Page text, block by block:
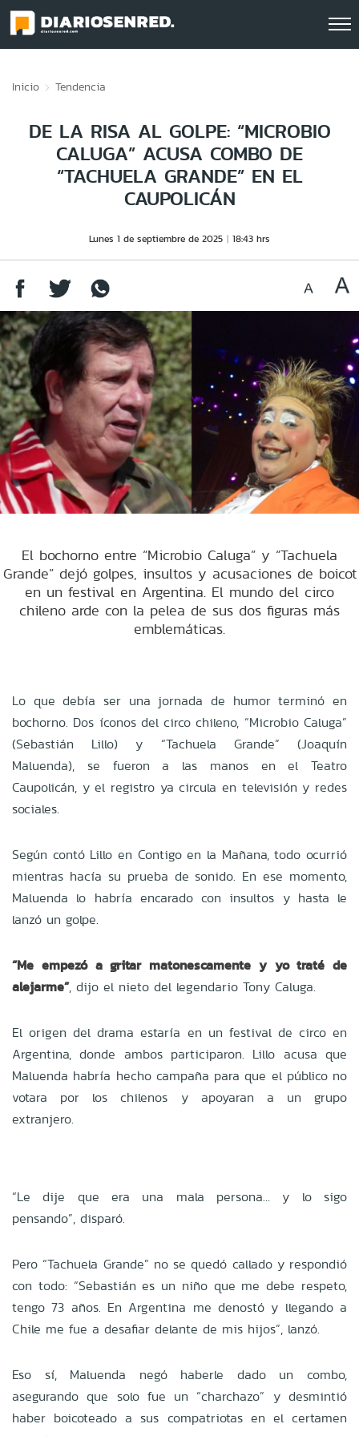
Inicio Tendencia
DE LA RISA AL GOLPE: “MICROBIO
CALUGA” ACUSA COMBO DE
“TACHUELA GRANDE” EN EL
CAUPOLICÁN
Lunes 1 de septiembre de 2025 18:43 hrs
El bochorno entre “Microbio Caluga” y “Tachuela
Grande” dejó golpes, insultos y acusaciones de boicot
en un festival en Argentina. El mundo del circo
chileno arde con la pelea de sus dos figuras más
emblemáticas.
Lo que debía ser una jornada de humor terminó en
bochorno. Dos íconos del circo chileno, “Microbio Caluga”
(Sebastián Lillo) y “Tachuela Grande” (Joaquín
Maluenda), se fueron a las manos en el Teatro
Caupolicán, y el registro ya circula en televisión y redes
sociales.
Según contó Lillo en Contigo en la Mañana, todo ocurrió
mientras hacía su prueba de sonido. En ese momento,
Maluenda lo habría encarado con insultos y hasta le
lanzó un golpe.
“Me empezó a gritar matonescamente y yo traté de
alejarme”, dijo el nieto del legendario Tony Caluga.
El origen del drama estaría en un festival de circo en
Argentina, donde ambos participaron. Lillo acusa que
Maluenda habría hecho campaña para que el público no
votara por los chilenos y apoyaran a un grupo
extranjero.
“Le dije que era una mala persona… y lo sigo
pensando”, disparó.
Pero “Tachuela Grande” no se quedó callado y respondió
con todo: “Sebastián es un niño que me debe respeto,
tengo 73 años. En Argentina me denostó y llegando a
Chile me fue a desafiar delante de mis hijos”, lanzó.
Eso sí, Maluenda negó haberle dado un combo,
asegurando que solo fue un “charchazo” y desmintió
haber boicoteado a sus compatriotas en el certamen